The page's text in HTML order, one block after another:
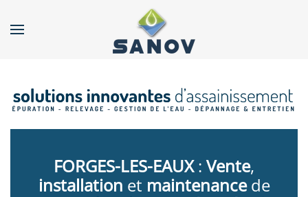
Accéder au contenu principal
FORGES-LES-EAUX: Vente,
installation et maintenancede